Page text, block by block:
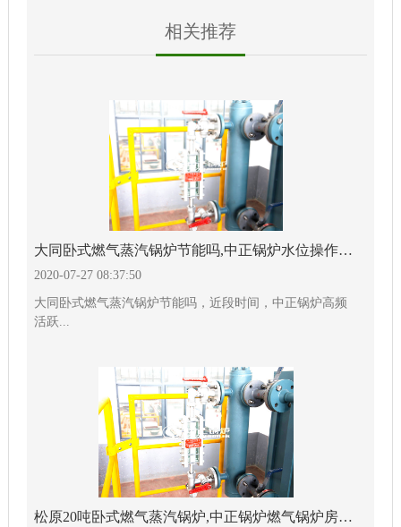
相关推荐
大同卧式燃气蒸汽锅炉节能吗,中正锅炉水位操作详解
2020-07-27 08:37:50
大同卧式燃气蒸汽锅炉节能吗，近段时间，中正锅炉高频
活跃...
松原20吨卧式燃气蒸汽锅炉,中正锅炉燃气锅炉房优势显著